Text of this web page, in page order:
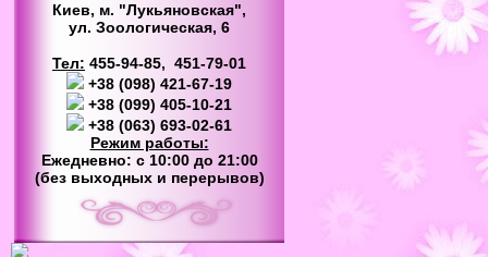
Киев, м. "Лукьяновская",
ул. Зоологическая, 6
Тел: 455-94-85, 451-79-01
+38 (098) 421-67-19
+38 (099) 405-10-21
+38 (063) 693-02-61
Режим работы:
Ежедневно: с 10:00 до 21:00
(без выходных и перерывов)